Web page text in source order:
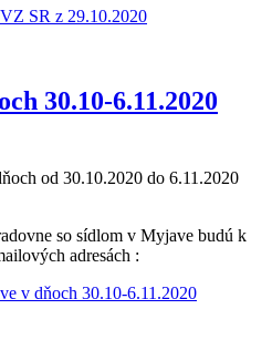
SR z 29.10.2020
30.10-6.11.2020
od 30.10.2020 do 6.11.2020
so sídlom v Myjave budú k
adresách :
v dňoch 30.10-6.11.2020